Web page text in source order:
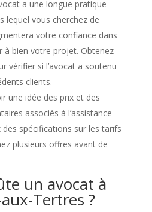
a une longue pratique
lequel vous cherchez de
votre confiance dans
à bien votre projet. Obtenez
vérifier si l’avocat a soutenu
clients.
une idée des prix et des
associés à l’assistance
des spécifications sur les tarifs
plusieurs offres avant de
un avocat à
Tertres ?